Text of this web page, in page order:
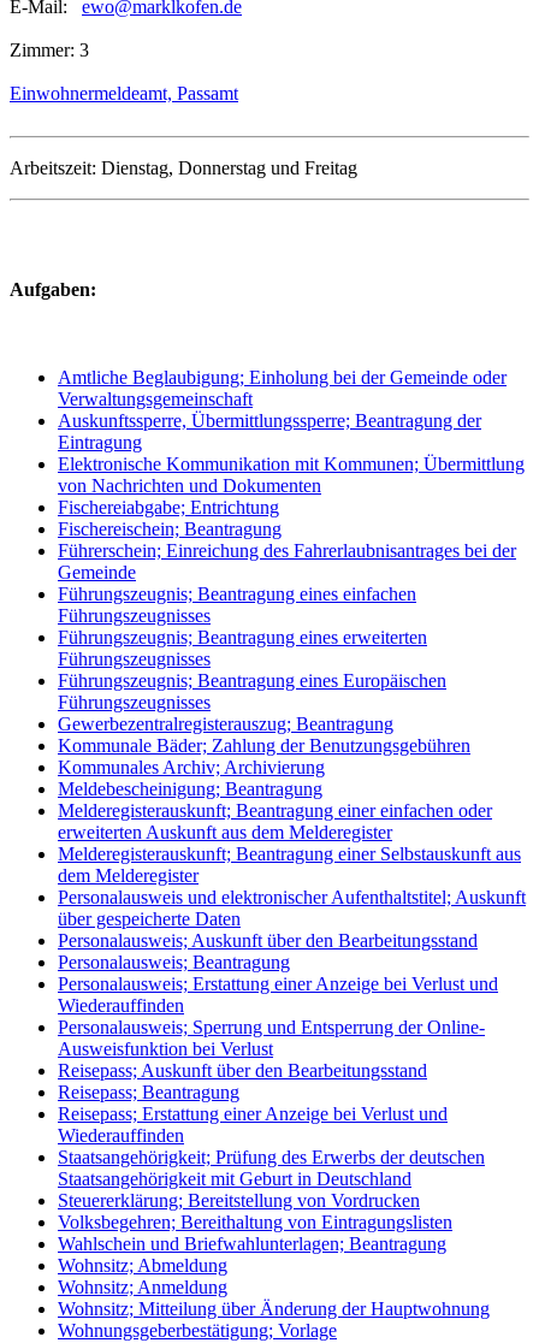
E-Mail: ewo@marklkofen.de
Zimmer: 3
Einwohnermeldeamt, Passamt
Arbeitszeit: Dienstag, Donnerstag und Freitag
Aufgaben:
Amtliche Beglaubigung; Einholung bei der Gemeinde oder
Verwaltungsgemeinschaft
Auskunftssperre, Übermittlungssperre; Beantragung der
Eintragung
Elektronische Kommunikation mit Kommunen; Übermittlung
von Nachrichten und Dokumenten
Fischereiabgabe; Entrichtung
Fischereischein; Beantragung
Führerschein; Einreichung des Fahrerlaubnisantrages bei der
Gemeinde
Führungszeugnis; Beantragung eines einfachen
Führungszeugnisses
Führungszeugnis; Beantragung eines erweiterten
Führungszeugnisses
Führungszeugnis; Beantragung eines Europäischen
Führungszeugnisses
Gewerbezentralregisterauszug; Beantragung
Kommunale Bäder; Zahlung der Benutzungsgebühren
Kommunales Archiv; Archivierung
Meldebescheinigung; Beantragung
Melderegisterauskunft; Beantragung einer einfachen oder
erweiterten Auskunft aus dem Melderegister
Melderegisterauskunft; Beantragung einer Selbstauskunft aus
dem Melderegister
Personalausweis und elektronischer Aufenthaltstitel; Auskunft
über gespeicherte Daten
Personalausweis; Auskunft über den Bearbeitungsstand
Personalausweis; Beantragung
Personalausweis; Erstattung einer Anzeige bei Verlust und
Wiederauffinden
Personalausweis; Sperrung und Entsperrung der Online-
Ausweisfunktion bei Verlust
Reisepass; Auskunft über den Bearbeitungsstand
Reisepass; Beantragung
Reisepass; Erstattung einer Anzeige bei Verlust und
Wiederauffinden
Staatsangehörigkeit; Prüfung des Erwerbs der deutschen
Staatsangehörigkeit mit Geburt in Deutschland
Steuererklärung; Bereitstellung von Vordrucken
Volksbegehren; Bereithaltung von Eintragungslisten
Wahlschein und Briefwahlunterlagen; Beantragung
Wohnsitz; Abmeldung
Wohnsitz; Anmeldung
Wohnsitz; Mitteilung über Änderung der Hauptwohnung
Wohnungsgeberbestätigung; Vorlage